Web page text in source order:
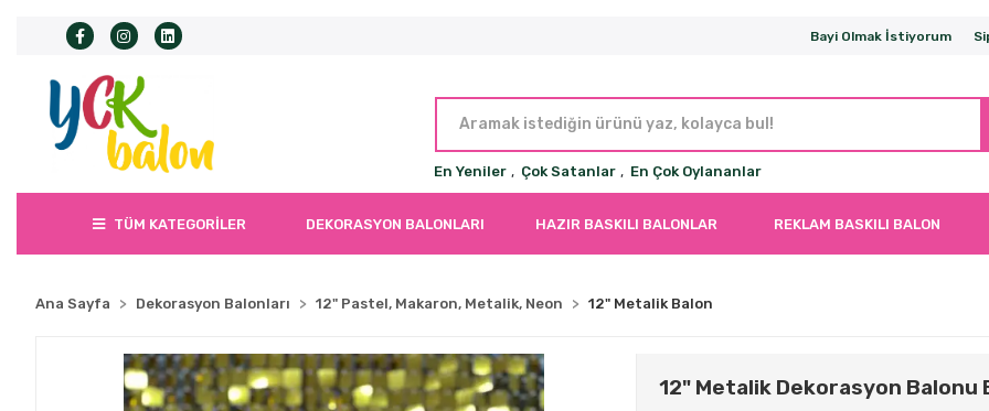
Bayi Olmak İstiyorum
En Yeniler , Çok Satanlar , En Çok Oylananlar
TÜM KATEGORİLER DEKORASYON BALONLARI HAZIR BASKILI BALONLAR REKLAM BASKILI BALON
Ana Sayfa Dekorasyon Balonları 12" Pastel, Makaron, Metalik, Neon 12" Metalik Balon
12" Metalik Dekorasyon Balonu